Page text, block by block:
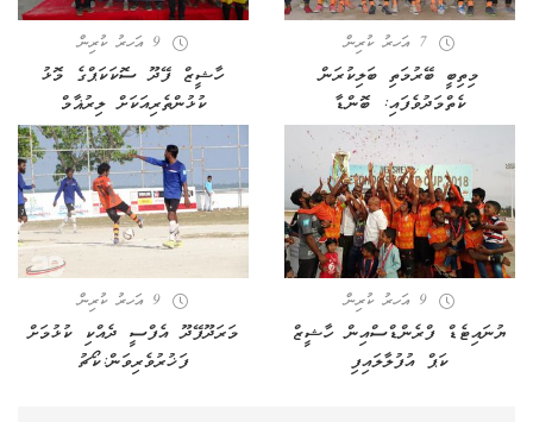
7 އަހރު ކުރިން
މިތިބީ ބޭރުމަތި ބަލިކުރަން
ކެތްމަދުވެފައި: ބޮންޑާ
9 އަހރު ކުރިން
ހާޝީޒް ފޭދޫ ސޮކަކަޕްގެ މޮޅު
ކުޅުންތެރިއަކަށް ލިރުޣާމް
9 އަހރު ކުރިން
ޔުނައިޓެޑް ފްރެންޑްސްއިން ހާޝީޒް
ކަޕް އުފުލާލައިފި
9 އަހރު ކުރިން
މަރަދޫފޭދޫ އެފްސީ ދެއްކި ކުޅުމަށް
ފަޚުރުވެރިވަން:ކޯޗު